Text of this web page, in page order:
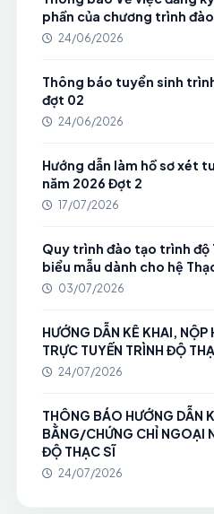
phần của chương trình
24/06/2026
Thông báo tuyển sinh
đợt 02
24/06/2026
Hướng dẫn làm hồ sơ xét
năm 2026 Đợt 2
17/07/2026
Quy trình đào tạo trình độ
biểu mẫu dành cho hệ
03/07/2026
HƯỚNG DẪN KÊ KHAI, NỘP
TRỰC TUYẾN TRÌNH ĐỘ
24/07/2026
THÔNG BÁO HƯỚNG DẪN
BẰNG/CHỨNG CHỈ NGOẠI
ĐỘ THẠC SĨ
24/07/2026